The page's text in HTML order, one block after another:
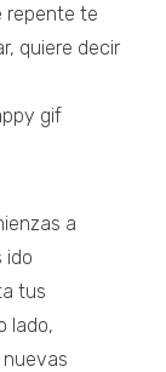
repente te
quiere decir
a
ido
tus
lado,